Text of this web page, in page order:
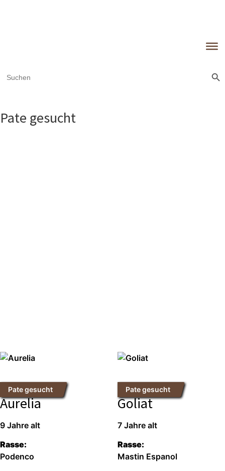
for:
Pate gesucht
Pate gesucht
Aurelia
9 Jah­re alt
Ras­se:
Poden­co
Pate gesucht
Goliat
7 Jah­re alt
Ras­se:
Mastin Espa­nol